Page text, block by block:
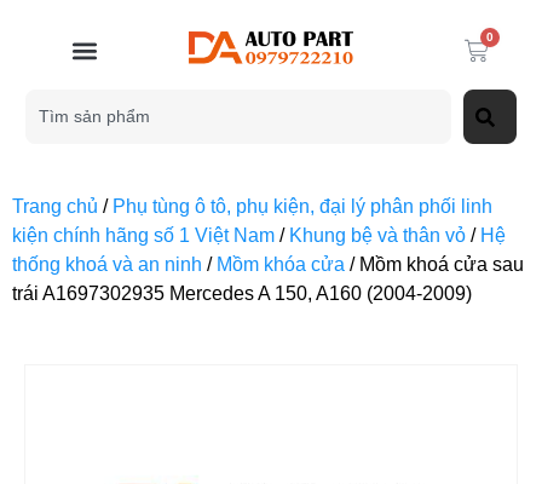
0
Trang chủ / Phụ tùng ô tô, phụ kiện, đại lý phân phối linh
kiện chính hãng số 1 Việt Nam / Khung bệ và thân vỏ / Hệ
thống khoá và an ninh / Mồm khóa cửa / Mồm khoá cửa sau
trái A1697302935 Mercedes A 150, A160 (2004-2009)